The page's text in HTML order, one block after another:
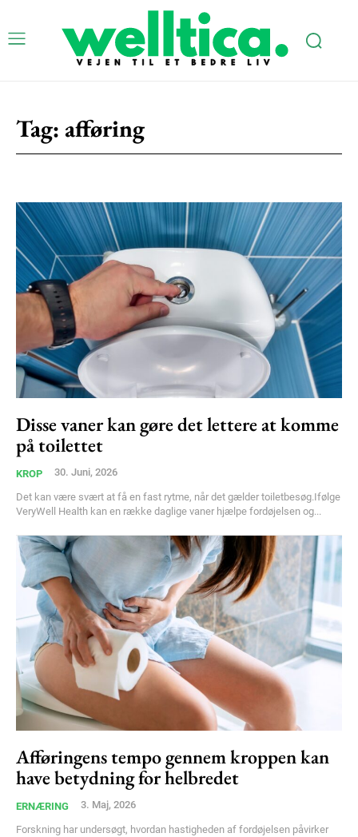
Tag: afføring
Disse vaner kan gøre det lettere at komme
på toilettet
KROP 30. Juni, 2026
Det kan være svært at få en fast rytme, når det gælder toiletbesøg.Ifølge
VeryWell Health kan en række daglige vaner hjælpe fordøjelsen og...
Afføringens tempo gennem kroppen kan
have betydning for helbredet
ERNÆRING 3. Maj, 2026
Forskning har undersøgt, hvordan hastigheden af fordøjelsen påvirker